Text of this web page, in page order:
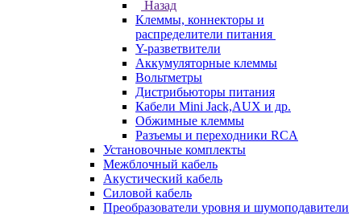
Назад
Клеммы, коннекторы и
распределители питания
Y-разветвители
Аккумуляторные клеммы
Вольтметры
Дистрибьюторы питания
Кабели Mini Jack,AUX и др.
Обжимные клеммы
Разъемы и переходники RCA
Установочные комплекты
Межблочный кабель
Акустический кабель
Силовой кабель
Преобразователи уровня и шумоподавители